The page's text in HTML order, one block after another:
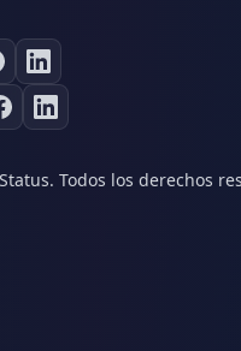
Todos los derechos